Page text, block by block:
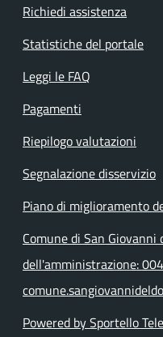
Richiedi assistenza
Statistiche del portale
Leggi le FAQ
Pagamenti
Riepilogo valutazioni
Segnalazione disservizio
Piano di miglioramento
Comune di San
dell'amministrazione:
Powered by Sportello